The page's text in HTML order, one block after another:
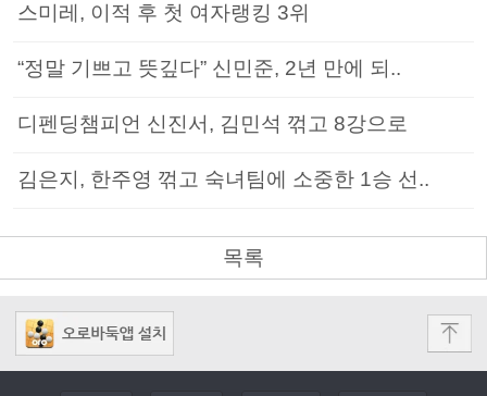
스미레, 이적 후 첫 여자랭킹 3위
“정말 기쁘고 뜻깊다” 신민준, 2년 만에 되..
디펜딩챔피언 신진서, 김민석 꺾고 8강으로
김은지, 한주영 꺾고 숙녀팀에 소중한 1승 선..
목록